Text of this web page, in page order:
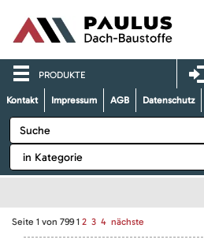
PRODUKTE
Kontakt Impressum AGB Datenschutz
Seite 1 von 799 1 2 3 4 nächste